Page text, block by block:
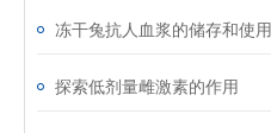
冻干兔抗人血浆的储存和使用
探索低剂量雌激素的作用